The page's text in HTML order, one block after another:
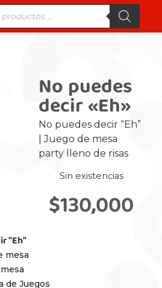
No puedes
decir «Eh»
No puedes decir “Eh”
| Juego de mesa
party lleno de risas
Sin existencias
$130,000
"Eh"
mesa
de Juegos